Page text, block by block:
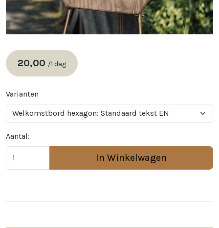
20,00 /1 dag
Varianten
Aantal:
In Winkelwagen